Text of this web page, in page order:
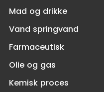
Mad og drikke
Vand springvand
Farmaceutisk
Olie og gas
Kemisk proces